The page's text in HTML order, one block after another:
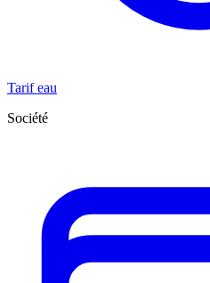
Tarif eau
Société